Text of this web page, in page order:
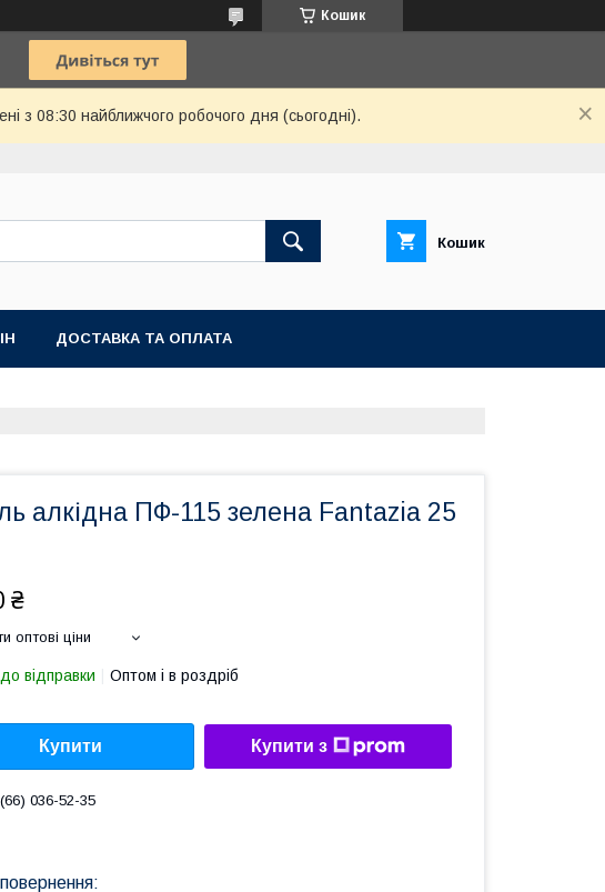
Кошик
з 08:30 найближчого робочого дня (сьогодні).
Кошик
ДОСТАВКА ТА ОПЛАТА
алкідна ПФ-115 зелена Fantaziа 25
₴
оптові ціни
відправки Оптом і в роздріб
Купити Купити з
036-52-35